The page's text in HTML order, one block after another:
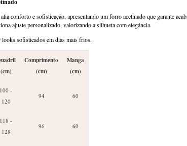
conforto e sofisticação, apresentando um forro acetinado que garante
ajuste personalizado, valorizando a silhueta com elegância.
sofisticados em dias mais frios.
(cm)
Comprimento
(cm)
Manga
(cm)
100 -
120
94 60
118 -
128
96 60